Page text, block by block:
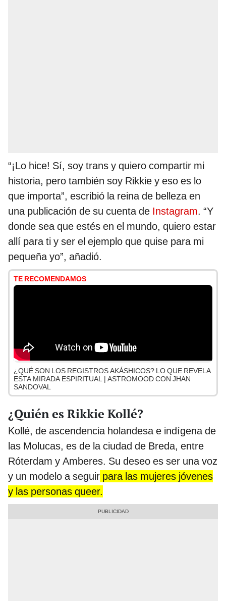
“¡Lo hice! Sí, soy trans y quiero compartir mi
historia, pero también soy Rikkie y eso es lo
que importa”, escribió la reina de belleza en
una publicación de su cuenta de Instagram. “Y
donde sea que estés en el mundo, quiero estar
allí para ti y ser el ejemplo que quise para mi
pequeña yo”, añadió.
TE RECOMENDAMOS
¿QUÉ SON LOS REGISTROS AKÁSHICOS? LO QUE REVELA
ESTA MIRADA ESPIRITUAL | ASTROMOOD CON JHAN
SANDOVAL
¿Quién es Rikkie Kollé?
Kollé, de ascendencia holandesa e indígena de
las Molucas, es de la ciudad de Breda, entre
Róterdam y Amberes. Su deseo es ser una voz
y un modelo a seguir para las mujeres jóvenes
y las personas queer.